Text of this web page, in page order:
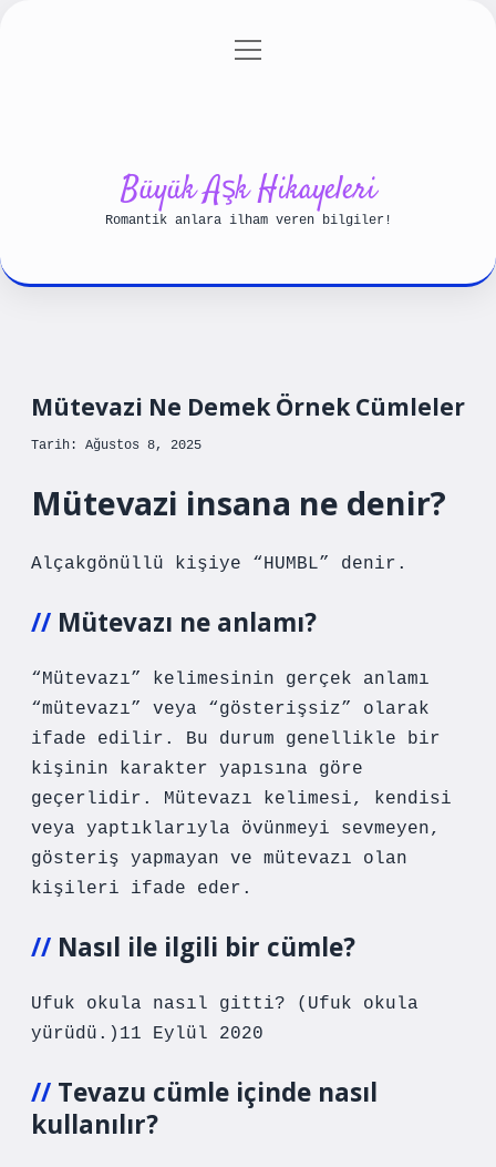
Gizlilik Politikası
menüyü
Büyük Aşk Hikayeleri
Romantik anlara ilham veren bilgiler!
Mütevazi Ne Demek Örnek Cümleler
Tarih: Ağustos 8, 2025
Mütevazi insana ne denir?
Alçakgönüllü kişiye “HUMBL” denir.
Mütevazı ne anlamı?
“Mütevazı” kelimesinin gerçek anlamı
“mütevazı” veya “gösterişsiz” olarak
ifade edilir. Bu durum genellikle bir
kişinin karakter yapısına göre
geçerlidir. Mütevazı kelimesi, kendisi
veya yaptıklarıyla övünmeyi sevmeyen,
gösteriş yapmayan ve mütevazı olan
kişileri ifade eder.
Nasıl ile ilgili bir cümle?
Ufuk okula nasıl gitti? (Ufuk okula
yürüdü.)11 Eylül 2020
Tevazu cümle içinde nasıl
kullanılır?